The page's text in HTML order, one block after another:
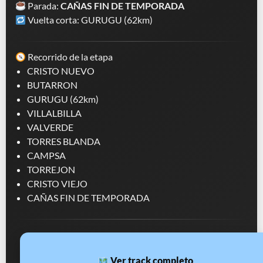
Parada:CAÑAS FIN DE TEMPORADA
Vuelta corta: GURUGU (62km)
Recorrido de la etapa
CRISTO NUEVO
BUTARRON
GURUGU (62km)
VILLALBILLA
VALVERDE
TORRES BLANDA
CAMPSA
TORREJON
CRISTO VIEJO
CAÑAS FIN DE TEMPORADA
Ver track completo